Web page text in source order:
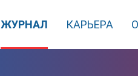
ЖУРНАЛ КАРЬЕРА